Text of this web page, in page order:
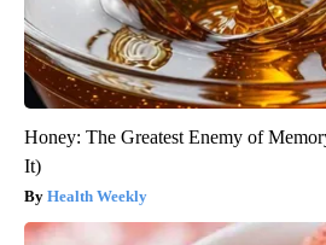
Honey: The Greatest Enemy of
It)
Health Weekly